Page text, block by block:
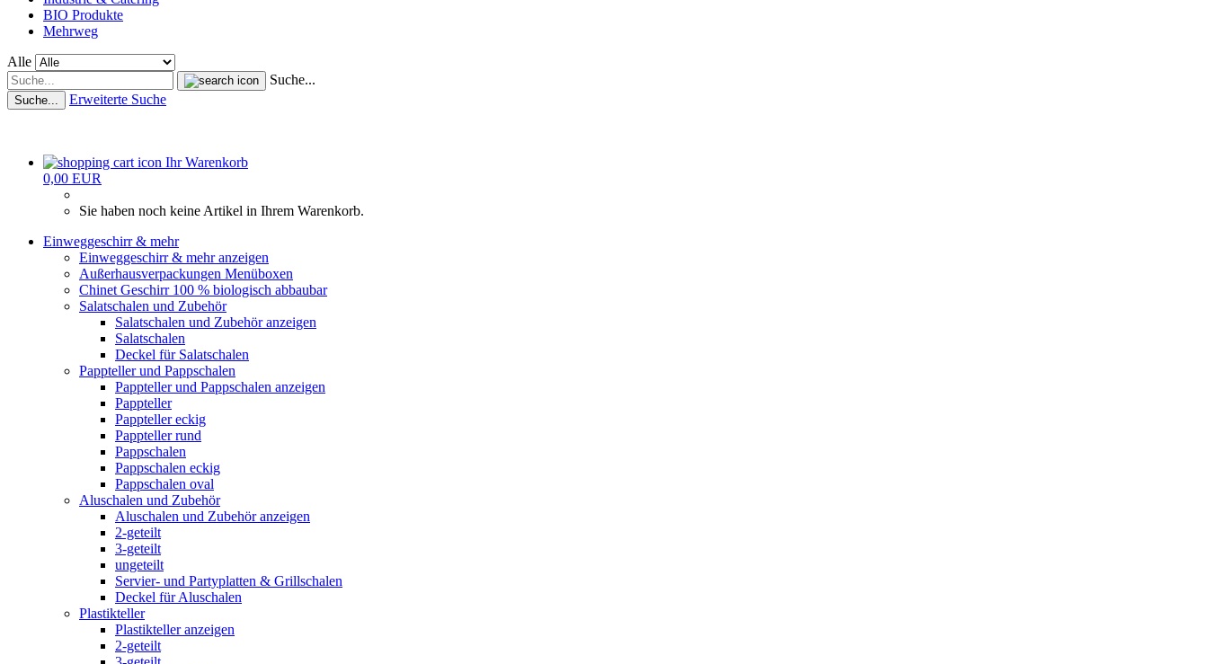
BIO Produkte
Mehrweg
Alle
Suche...
Suche... Erweiterte Suche
Ihr Warenkorb
0,00 EUR
Sie haben noch keine Artikel in Ihrem Warenkorb.
Einweggeschirr & mehr
Einweggeschirr & mehr anzeigen
Außerhausverpackungen Menüboxen
Chinet Geschirr 100 % biologisch abbaubar
Salatschalen und Zubehör
Salatschalen und Zubehör anzeigen
Salatschalen
Deckel für Salatschalen
Pappteller und Pappschalen
Pappteller und Pappschalen anzeigen
Pappteller
Pappteller eckig
Pappteller rund
Pappschalen
Pappschalen eckig
Pappschalen oval
Aluschalen und Zubehör
Aluschalen und Zubehör anzeigen
2-geteilt
3-geteilt
ungeteilt
Servier- und Partyplatten & Grillschalen
Deckel für Aluschalen
Plastikteller
Plastikteller anzeigen
2-geteilt